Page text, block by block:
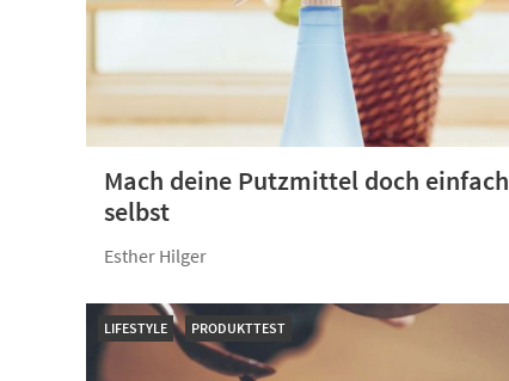
Mach deine Putzmittel doch einfach
selbst
Esther Hilger
LIFESTYLE PRODUKTTEST